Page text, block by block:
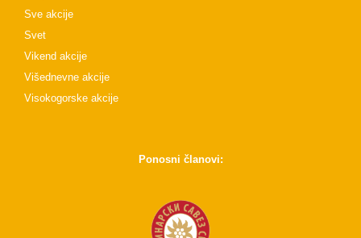
Sve akcije
Svet
Vikend akcije
Višednevne akcije
Visokogorske akcije
Ponosni članovi: